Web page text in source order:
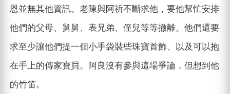
恩並無其他資訊。老陳與阿祈不斷求他，要他幫忙安排
他們的父母、舅舅、表兄弟、侄兒等等撤離。他們還要
求至少讓他們提一個小手袋裝些珠寶首飾、以及可以抱
在手上的傳家寶貝。阿良沒有參與這場爭論，但想到他
的竹笛。